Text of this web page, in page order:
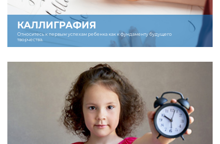
КАЛЛИГРАФИЯ
Относитесь к первым успехам ребенка как к фундаменту будущего
творчества.